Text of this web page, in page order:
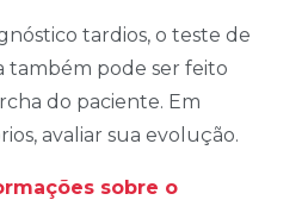
tardios, o teste de
também pode ser feito
do paciente. Em
avaliar sua evolução.
sobre o